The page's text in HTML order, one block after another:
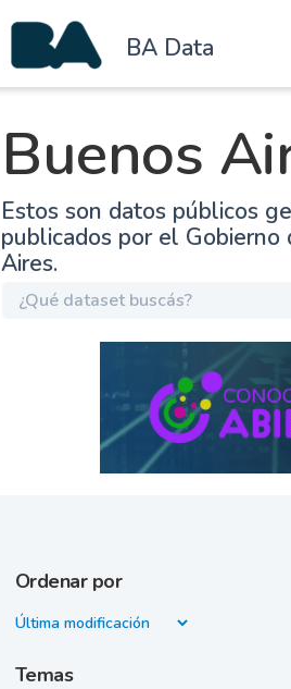
BA Data
Buenos
Estos son datos públicos
publicados por el Gobierno
Aires.
Ordenar por
Temas